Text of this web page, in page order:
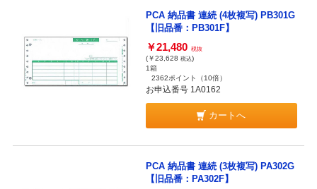
PCA 納品書 連続 (4枚複写) PB301G
【旧品番：PB301F】
￥21,480 税抜
(￥23,628 税込)
1箱
2362ポイント
（10倍）
お申込番号 1A0162
カートへ
PCA 納品書 連続 (3枚複写) PA302G
【旧品番：PA302F】